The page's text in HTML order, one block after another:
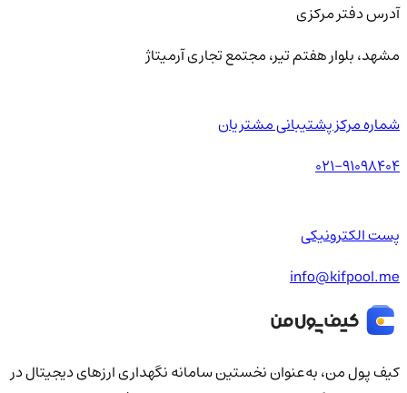
آدرس دفتر مرکزی
مشهد، بلوار هفتم تیر، مجتمع تجاری آرمیتاژ
شماره مرکز پشتیبانی مشتریان
021-91098404
پست الکترونیکی
info@kifpool.me
کیف‌ پول من، به‌عنوان نخستین سامانه نگهداری ارزهای دیجیتال در